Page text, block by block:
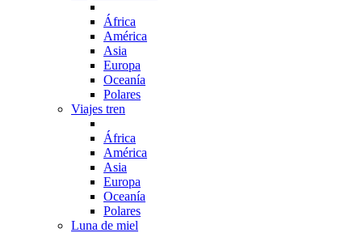
África
América
Asia
Europa
Oceanía
Polares
Viajes tren
África
América
Asia
Europa
Oceanía
Polares
Luna de miel